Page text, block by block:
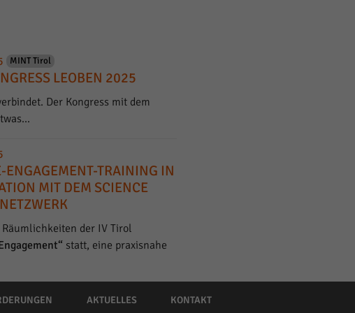
MINT Tirol
LEOBEN 2025
Der Kongress mit dem
ENGAGEMENT-TRAINING IN
MIT DEM SCIENCE
der IV Tirol
statt, eine praxisnahe
AKTUELLES KONTAKT